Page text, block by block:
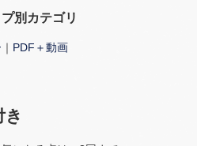
別カテゴリ
｜ PDF＋動画
き